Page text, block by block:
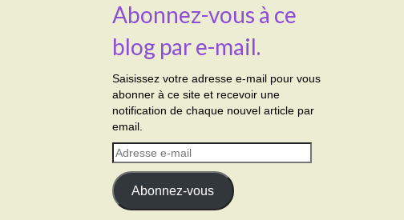
Abonnez-vous à ce
blog par e-mail.
Saisissez votre adresse e-mail pour vous
abonner à ce site et recevoir une
notification de chaque nouvel article par
email.
Adresse
e-
mail
Abonnez-vous